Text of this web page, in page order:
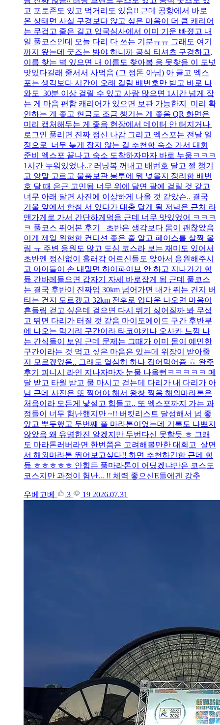
고 포토존도 있고 먹거리도 있음!! 근데 공항에서 바로
온 상태면 사실 구경보다 앉고 싶은 마음이 더 큼 캐리어
는 무겁고 줄은 길고 입국심사에서 이미 기운 빠졌고 내
일 풀코스인데 오늘 다리 다 쓰는 기분ㅠㅠ 그래도 여기
까지 왔는데 굿즈는 봐야 하니까 공식 티셔츠 구경하고,
이름 찾는 벽 있으면 내 이름도 찾아봄 응 못찾음 이 도넛
맛있다길래 줄서서 사먹음 (그 정돈 아님) 아 글고 엑스
포는 생각보다 시간이 오래 걸림 배번호만 받고 바로 나
와도 30분 이상 걸릴 수 있고 사람 많으면 1시간 넘게 잡
는 게 마음 편함 캐리어가 있으면 보관 가능한지 미리 확
인하는 게 좋고 현금도 조금 챙기는 게 좋음 QR 화면은
미리 캡처해두는 게 좋음 현장에서 데이터 안 터지거나
로그인 풀리면 진짜 정신 나감 그리고 엑스포는 전날 일
정으로 너무 늦게 잡지 않는 걸 추천함 숙소 가서 대회
준비 엑스포 끝나고 숙소 도착하자마자 바로 누움ㅋㅋㅋ
1시간 누워있었나..? 러닝복 꺼내고 배번호 달고 젤 챙기
고 양말 고르고 물품보관 봉투에 뭐 넣을지 정리함 배번
호 달 때 은근 고민됨 너무 위에 달면 팔에 걸릴 것 같고
너무 아래 달면 사진에 이상하게 나올 것 같았슨.. 결국
거울 앞에서 한참 서 있다가 대충 달게 됨 저녁은 근처 라
맨가게로 가서 간단하게먹음 근데 너무 맛있었어 ㅋㅋㅋ
ㅋ 풀코스 뛰어본 후기 초반은 생각보다 몸이 괜찮았음
이게 제일 위험함 컨디션 좋은 줄 알고 페이스를 살짝 올
림 ㅠ 주변 응원도 많고 도심 코스라 보는 재미도 있어서
초반엔 정신없이 흘러감 어르신들도 앉아서 응원해주시
고 아이들이 손 내밀면 하이파이브 안 하고 지나가기 힘
듦 간바레들으면 갑자기 자세 바로잡게 됨 근데 풀코스
는 결국 후반이 진짜임 30km 넘어가면 내가 뛰는 건지 버
티는 건지 모르겠고 32km 전후로 업다운 나오면 마음이
흔들림 걷고 싶은데 걸으면 다시 뛰기 싫어질까 봐 무섭
고 뛰면 다리가 터질 것 같음 마이도에이드 구간 후반부
에 나오는 먹거리 구간이라 타코야키나 오사카 느낌 나
는 간식들이 보임 근데 문제는 그때가 이미 몸이 예민한
구간이라는 것 먹고 싶은 마음은 있는데 위장이 받아줄
지 모르겠었음.. 그래도 열심히 하나 집어먹어쥼 ㅎ 완주
후기 피니시 라인 지나자마자 눈물 나올뻔ㅋㅋㅋㅋㅋ 메
달 받고 타월 받고 물 마시고 걷는데 다리가 내 다리가 아
님 근데 사진은 또 찍어야 해서 왕창 찍음 해외마라톤은
처음이라 모든게 낯설고 힘들고.. 또 엑스포까지 가는 과
정들이 너무 험난했지만 ~!! 버킷리스트 달성해서 넘 좋
았고 뿌듯했고 두번째 풀 마라톤이였는데 기록도 나쁘지
않았음 왜 유명한진 알겠지만 두번다신 못할듯 ㅎ 그래
도 마라톤러버라면 한번쯤은 고려해볼만한 대회고 살면
서 해외마라톤 뛰어보고싶다!! 하면 추천하긴함 근데 힘
듦 ㅎㅎㅎㅎㅎ 안힘든 풀마라톤이 어딨겠냐만은 코스도
코스지만 과정이 험난... !! 체력 좋으신E들에겐 강추
우베고베 3 19 2026.07.31